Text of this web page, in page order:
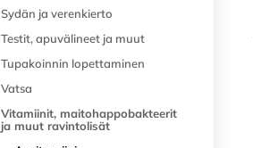
Sydän ja verenkierto
Testit, apuvälineet ja muut
Tupakoinnin lopettaminen
Vatsa
Vitamiinit, maitohappobakteerit
ja muut ravintolisät